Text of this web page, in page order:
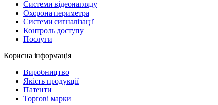
Системи відеонагляду
Охорона периметра
Системи сигналізації
Контроль доступу
Послуги
Корисна інформація
Виробництво
Якість продукції
Патенти
Торгові марки